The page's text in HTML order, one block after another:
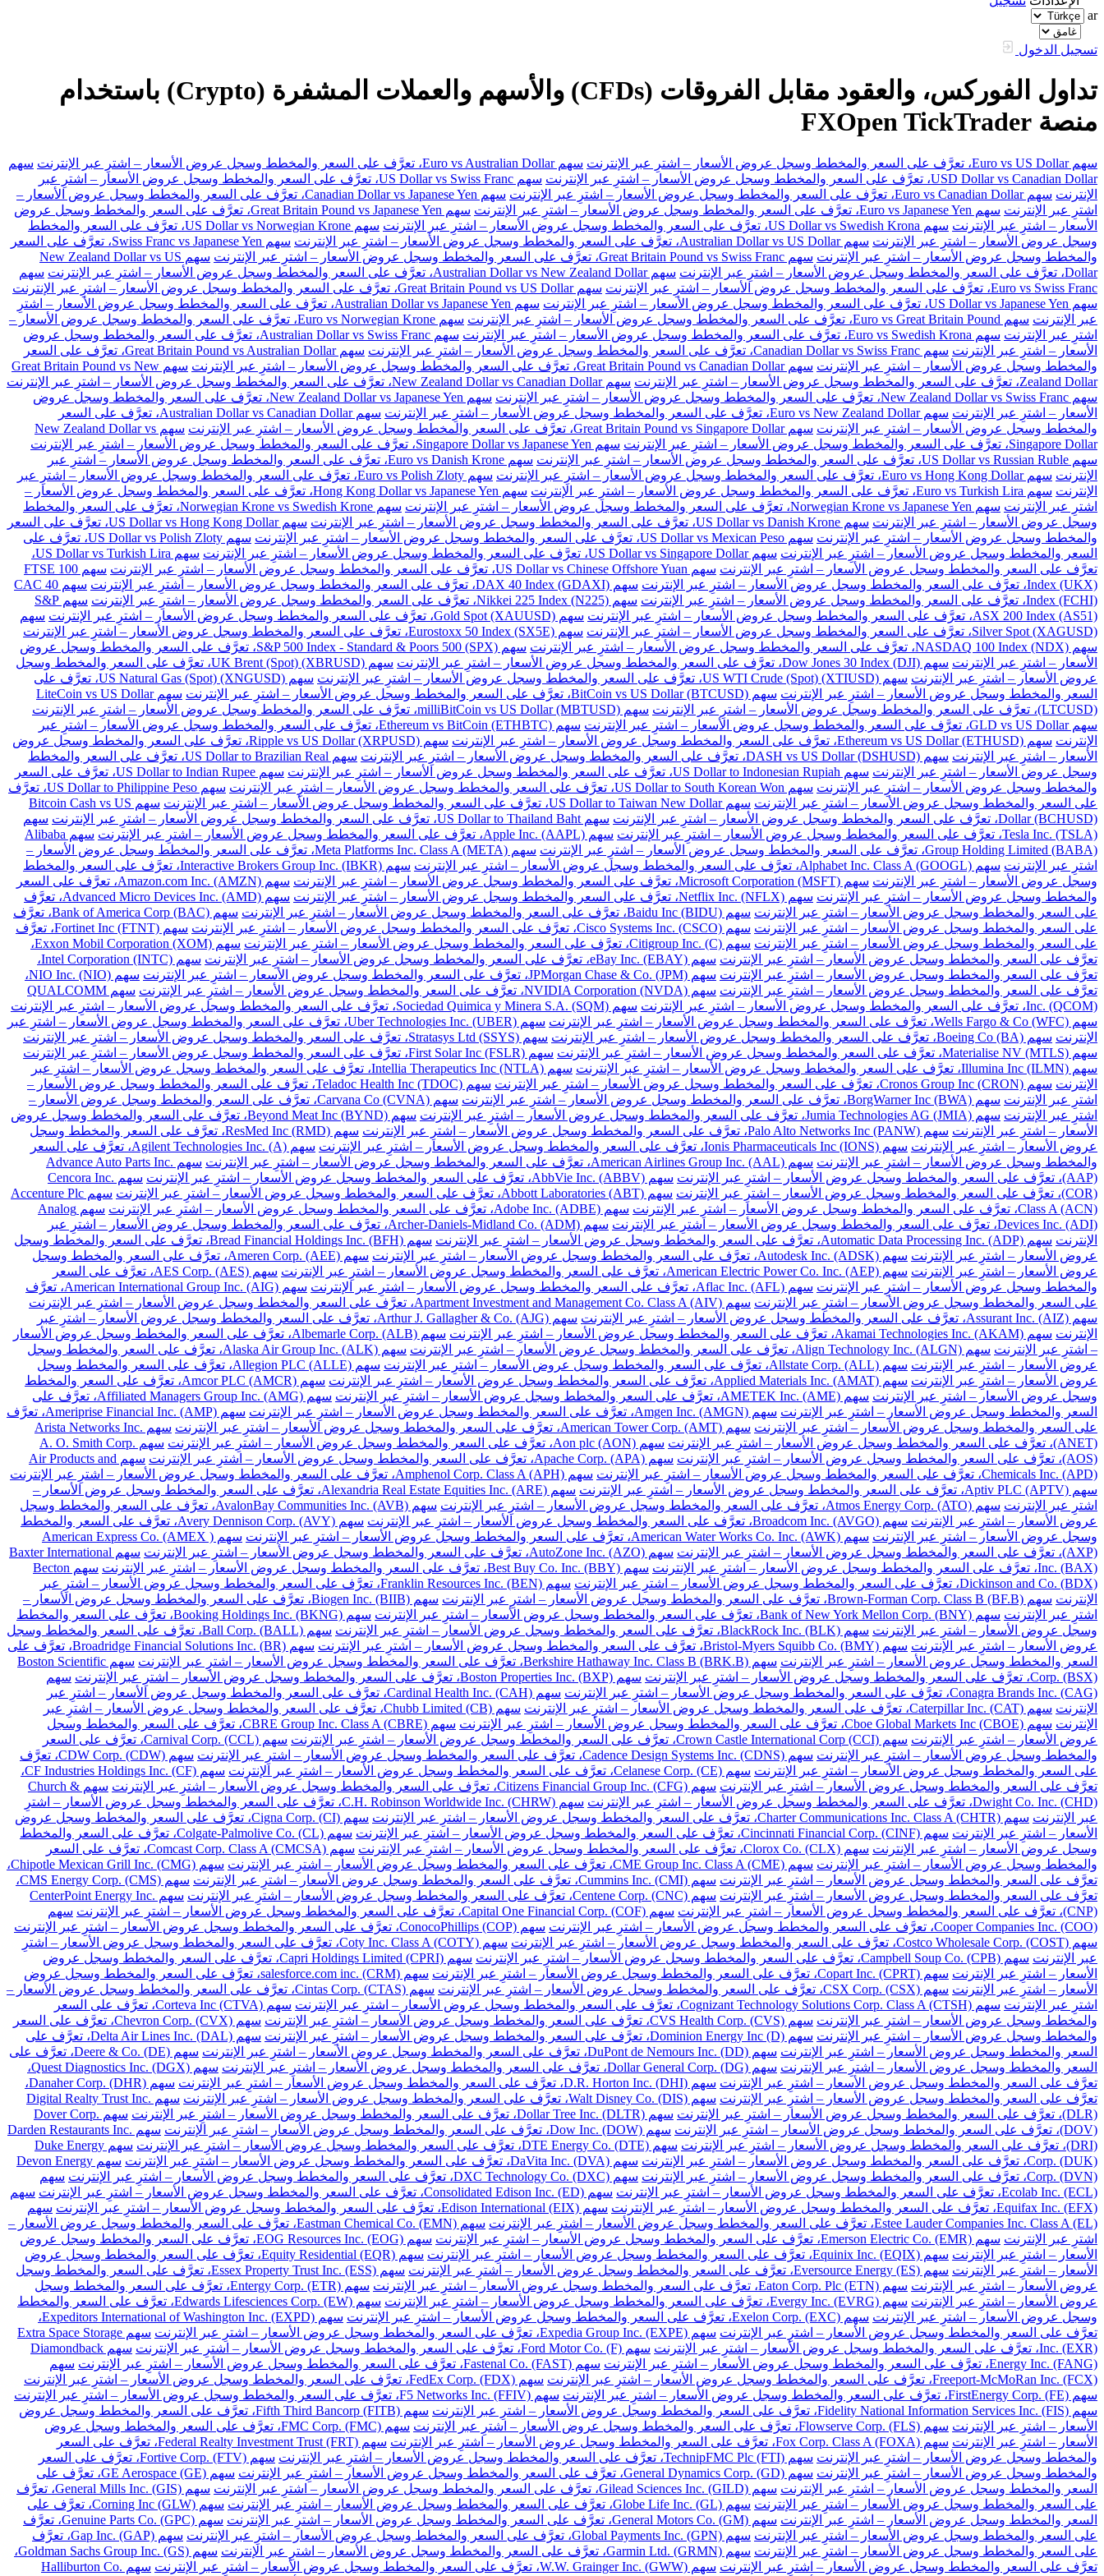
ar
تسجيل الدخول
تداول الفوركس، والعقود مقابل الفروقات (CFDs) والأسهم والعملات المشفرة (Crypto) باستخدام
منصة FXOpen TickTrader
سهم Euro vs US Dollar، تعرَّف على السعر والمخطط وسجل عروض الأسعار – اشترِ عبر الإنترنت سهم Euro vs Australian Dollar، تعرَّف على السعر والمخطط وسجل عروض الأسعار – اشترِ عبر الإنترنت
سهم
USD Dollar vs Canadian Dollar، تعرَّف على السعر والمخطط وسجل عروض الأسعار – اشترِ عبر الإنترنت
سهم US Dollar vs Swiss Franc، تعرَّف على السعر والمخطط وسجل عروض الأسعار – اشترِ عبر
الإنترنت سهم Euro vs Canadian Dollar، تعرَّف على السعر والمخطط وسجل عروض الأسعار – اشترِ عبر الإنترنت
سهم Canadian Dollar vs Japanese Yen، تعرَّف على السعر والمخطط وسجل عروض الأسعار –
اشترِ عبر الإنترنت سهم Euro vs Japanese Yen، تعرَّف على السعر والمخطط وسجل عروض الأسعار – اشترِ عبر الإنترنت
سهم Great Britain Pound vs Japanese Yen، تعرَّف على السعر والمخطط وسجل عروض
الأسعار – اشترِ عبر الإنترنت سهم US Dollar vs Swedish Krona، تعرَّف على السعر والمخطط وسجل عروض الأسعار – اشترِ عبر الإنترنت
سهم US Dollar vs Norwegian Krone، تعرَّف على السعر والمخطط
وسجل عروض الأسعار – اشترِ عبر الإنترنت سهم Australian Dollar vs US Dollar، تعرَّف على السعر والمخطط وسجل عروض الأسعار – اشترِ عبر الإنترنت
سهم Swiss Franc vs Japanese Yen، تعرَّف على السعر
والمخطط وسجل عروض الأسعار – اشترِ عبر الإنترنت سهم Great Britain Pound vs Swiss Franc، تعرَّف على السعر والمخطط وسجل عروض الأسعار – اشترِ عبر الإنترنت
سهم New Zealand Dollar vs US
Dollar، تعرَّف على السعر والمخطط وسجل عروض الأسعار – اشترِ عبر الإنترنت
سهم Australian Dollar vs New Zealand Dollar، تعرَّف على السعر والمخطط وسجل عروض الأسعار – اشترِ عبر الإنترنت
سهم
Euro vs Swiss Franc، تعرَّف على السعر والمخطط وسجل عروض الأسعار – اشترِ عبر الإنترنت
سهم Great Britain Pound vs US Dollar، تعرَّف على السعر والمخطط وسجل عروض الأسعار – اشترِ عبر الإنترنت
سهم US Dollar vs Japanese Yen، تعرَّف على السعر والمخطط وسجل عروض الأسعار – اشترِ عبر الإنترنت
سهم Australian Dollar vs Japanese Yen، تعرَّف على السعر والمخطط وسجل عروض الأسعار – اشترِ
عبر الإنترنت سهم Euro vs Great Britain Pound، تعرَّف على السعر والمخطط وسجل عروض الأسعار – اشترِ عبر الإنترنت
سهم Euro vs Norwegian Krone، تعرَّف على السعر والمخطط وسجل عروض الأسعار –
اشترِ عبر الإنترنت سهم Euro vs Swedish Krona، تعرَّف على السعر والمخطط وسجل عروض الأسعار – اشترِ عبر الإنترنت
سهم Australian Dollar vs Swiss Franc، تعرَّف على السعر والمخطط وسجل عروض
الأسعار – اشترِ عبر الإنترنت سهم Canadian Dollar vs Swiss Franc، تعرَّف على السعر والمخطط وسجل عروض الأسعار – اشترِ عبر الإنترنت
سهم Great Britain Pound vs Australian Dollar، تعرَّف على السعر
والمخطط وسجل عروض الأسعار – اشترِ عبر الإنترنت سهم Great Britain Pound vs Canadian Dollar، تعرَّف على السعر والمخطط وسجل عروض الأسعار – اشترِ عبر الإنترنت
سهم Great Britain Pound vs New
Zealand Dollar، تعرَّف على السعر والمخطط وسجل عروض الأسعار – اشترِ عبر الإنترنت
سهم New Zealand Dollar vs Canadian Dollar، تعرَّف على السعر والمخطط وسجل عروض الأسعار – اشترِ عبر الإنترنت
سهم New Zealand Dollar vs Swiss Franc، تعرَّف على السعر والمخطط وسجل عروض الأسعار – اشترِ عبر الإنترنت
سهم New Zealand Dollar vs Japanese Yen، تعرَّف على السعر والمخطط وسجل عروض
الأسعار – اشترِ عبر الإنترنت سهم Euro vs New Zealand Dollar، تعرَّف على السعر والمخطط وسجل عروض الأسعار – اشترِ عبر الإنترنت
سهم Australian Dollar vs Canadian Dollar، تعرَّف على السعر
والمخطط وسجل عروض الأسعار – اشترِ عبر الإنترنت سهم Great Britain Pound vs Singapore Dollar، تعرَّف على السعر والمخطط وسجل عروض الأسعار – اشترِ عبر الإنترنت
سهم New Zealand Dollar vs
Singapore Dollar، تعرَّف على السعر والمخطط وسجل عروض الأسعار – اشترِ عبر الإنترنت
سهم Singapore Dollar vs Japanese Yen، تعرَّف على السعر والمخطط وسجل عروض الأسعار – اشترِ عبر الإنترنت
سهم US Dollar vs Russian Ruble، تعرَّف على السعر والمخطط وسجل عروض الأسعار – اشترِ عبر الإنترنت
سهم Euro vs Danish Krone، تعرَّف على السعر والمخطط وسجل عروض الأسعار – اشترِ عبر
الإنترنت سهم Euro vs Hong Kong Dollar، تعرَّف على السعر والمخطط وسجل عروض الأسعار – اشترِ عبر الإنترنت
سهم Euro vs Polish Zloty، تعرَّف على السعر والمخطط وسجل عروض الأسعار – اشترِ عبر
الإنترنت سهم Euro vs Turkish Lira، تعرَّف على السعر والمخطط وسجل عروض الأسعار – اشترِ عبر الإنترنت
سهم Hong Kong Dollar vs Japanese Yen، تعرَّف على السعر والمخطط وسجل عروض الأسعار –
اشترِ عبر الإنترنت سهم Norwegian Krone vs Japanese Yen، تعرَّف على السعر والمخطط وسجل عروض الأسعار – اشترِ عبر الإنترنت
سهم Norwegian Krone vs Swedish Krone، تعرَّف على السعر والمخطط
وسجل عروض الأسعار – اشترِ عبر الإنترنت سهم US Dollar vs Danish Krone، تعرَّف على السعر والمخطط وسجل عروض الأسعار – اشترِ عبر الإنترنت
سهم US Dollar vs Hong Kong Dollar، تعرَّف على السعر
والمخطط وسجل عروض الأسعار – اشترِ عبر الإنترنت سهم US Dollar vs Mexican Peso، تعرَّف على السعر والمخطط وسجل عروض الأسعار – اشترِ عبر الإنترنت
سهم US Dollar vs Polish Zloty، تعرَّف على
السعر والمخطط وسجل عروض الأسعار – اشترِ عبر الإنترنت سهم US Dollar vs Singapore Dollar، تعرَّف على السعر والمخطط وسجل عروض الأسعار – اشترِ عبر الإنترنت
سهم US Dollar vs Turkish Lira،
تعرَّف على السعر والمخطط وسجل عروض الأسعار – اشترِ عبر الإنترنت سهم US Dollar vs Chinese Offshore Yuan، تعرَّف على السعر والمخطط وسجل عروض الأسعار – اشترِ عبر الإنترنت
سهم FTSE 100
Index (UKX)، تعرَّف على السعر والمخطط وسجل عروض الأسعار – اشترِ عبر الإنترنت
سهم DAX 40 Index (GDAXI)، تعرَّف على السعر والمخطط وسجل عروض الأسعار – اشترِ عبر الإنترنت
سهم CAC 40
Index (FCHI)، تعرَّف على السعر والمخطط وسجل عروض الأسعار – اشترِ عبر الإنترنت
سهم Nikkei 225 Index (N225)، تعرَّف على السعر والمخطط وسجل عروض الأسعار – اشترِ عبر الإنترنت
سهم S&P
ASX 200 Index (AS51)، تعرَّف على السعر والمخطط وسجل عروض الأسعار – اشترِ عبر الإنترنت
سهم Gold Spot (XAUUSD)، تعرَّف على السعر والمخطط وسجل عروض الأسعار – اشترِ عبر الإنترنت
سهم
Silver Spot (XAGUSD)، تعرَّف على السعر والمخطط وسجل عروض الأسعار – اشترِ عبر الإنترنت
سهم Eurostoxx 50 Index (SX5E)، تعرَّف على السعر والمخطط وسجل عروض الأسعار – اشترِ عبر الإنترنت
سهم NASDAQ 100 Index (NDX)، تعرَّف على السعر والمخطط وسجل عروض الأسعار – اشترِ عبر الإنترنت
سهم S&P 500 Index - Standard & Poors 500 (SPX)، تعرَّف على السعر والمخطط وسجل عروض
الأسعار – اشترِ عبر الإنترنت سهم Dow Jones 30 Index (DJI)، تعرَّف على السعر والمخطط وسجل عروض الأسعار – اشترِ عبر الإنترنت
سهم UK Brent (Spot) (XBRUSD)، تعرَّف على السعر والمخطط وسجل
عروض الأسعار – اشترِ عبر الإنترنت سهم US WTI Crude (Spot) (XTIUSD)، تعرَّف على السعر والمخطط وسجل عروض الأسعار – اشترِ عبر الإنترنت
سهم US Natural Gas (Spot) (XNGUSD)، تعرَّف على
السعر والمخطط وسجل عروض الأسعار – اشترِ عبر الإنترنت سهم BitCoin vs US Dollar (BTCUSD)، تعرَّف على السعر والمخطط وسجل عروض الأسعار – اشترِ عبر الإنترنت
سهم LiteCoin vs US Dollar
(LTCUSD)، تعرَّف على السعر والمخطط وسجل عروض الأسعار – اشترِ عبر الإنترنت
سهم milliBitCoin vs US Dollar (MBTUSD)، تعرَّف على السعر والمخطط وسجل عروض الأسعار – اشترِ عبر الإنترنت
سهم GLD vs US Dollar، تعرَّف على السعر والمخطط وسجل عروض الأسعار – اشترِ عبر الإنترنت
سهم Ethereum vs BitCoin (ETHBTC)، تعرَّف على السعر والمخطط وسجل عروض الأسعار – اشترِ عبر
الإنترنت سهم Ethereum vs US Dollar (ETHUSD)، تعرَّف على السعر والمخطط وسجل عروض الأسعار – اشترِ عبر الإنترنت
سهم Ripple vs US Dollar (XRPUSD)، تعرَّف على السعر والمخطط وسجل عروض
الأسعار – اشترِ عبر الإنترنت سهم DASH vs US Dollar (DSHUSD)، تعرَّف على السعر والمخطط وسجل عروض الأسعار – اشترِ عبر الإنترنت
سهم US Dollar to Brazilian Real، تعرَّف على السعر والمخطط
وسجل عروض الأسعار – اشترِ عبر الإنترنت سهم US Dollar to Indonesian Rupiah، تعرَّف على السعر والمخطط وسجل عروض الأسعار – اشترِ عبر الإنترنت
سهم US Dollar to Indian Rupee، تعرَّف على السعر
والمخطط وسجل عروض الأسعار – اشترِ عبر الإنترنت سهم US Dollar to South Korean Won، تعرَّف على السعر والمخطط وسجل عروض الأسعار – اشترِ عبر الإنترنت
سهم US Dollar to Philippine Peso، تعرَّف
على السعر والمخطط وسجل عروض الأسعار – اشترِ عبر الإنترنت سهم US Dollar to Taiwan New Dollar، تعرَّف على السعر والمخطط وسجل عروض الأسعار – اشترِ عبر الإنترنت
سهم Bitcoin Cash vs US
Dollar (BCHUSD)، تعرَّف على السعر والمخطط وسجل عروض الأسعار – اشترِ عبر الإنترنت
سهم US Dollar to Thailand Baht، تعرَّف على السعر والمخطط وسجل عروض الأسعار – اشترِ عبر الإنترنت
سهم
Tesla Inc. (TSLA)، تعرَّف على السعر والمخطط وسجل عروض الأسعار – اشترِ عبر الإنترنت
سهم Apple Inc. (AAPL)، تعرَّف على السعر والمخطط وسجل عروض الأسعار – اشترِ عبر الإنترنت
سهم Alibaba
Group Holding Limited (BABA)، تعرَّف على السعر والمخطط وسجل عروض الأسعار – اشترِ عبر الإنترنت
سهم Meta Platforms Inc. Class A (META)، تعرَّف على السعر والمخطط وسجل عروض الأسعار –
اشترِ عبر الإنترنت سهم Alphabet Inc. Class A (GOOGL)، تعرَّف على السعر والمخطط وسجل عروض الأسعار – اشترِ عبر الإنترنت
سهم Interactive Brokers Group Inc. (IBKR)، تعرَّف على السعر والمخطط
وسجل عروض الأسعار – اشترِ عبر الإنترنت سهم Microsoft Corporation (MSFT)، تعرَّف على السعر والمخطط وسجل عروض الأسعار – اشترِ عبر الإنترنت
سهم Amazon.com Inc. (AMZN)، تعرَّف على السعر
والمخطط وسجل عروض الأسعار – اشترِ عبر الإنترنت سهم Netflix Inc. (NFLX)، تعرَّف على السعر والمخطط وسجل عروض الأسعار – اشترِ عبر الإنترنت
سهم Advanced Micro Devices Inc. (AMD)، تعرَّف
على السعر والمخطط وسجل عروض الأسعار – اشترِ عبر الإنترنت سهم Baidu Inc (BIDU)، تعرَّف على السعر والمخطط وسجل عروض الأسعار – اشترِ عبر الإنترنت
سهم Bank of America Corp (BAC)، تعرَّف
على السعر والمخطط وسجل عروض الأسعار – اشترِ عبر الإنترنت سهم Cisco Systems Inc. (CSCO)، تعرَّف على السعر والمخطط وسجل عروض الأسعار – اشترِ عبر الإنترنت
سهم Fortinet Inc (FTNT)، تعرَّف
على السعر والمخطط وسجل عروض الأسعار – اشترِ عبر الإنترنت سهم Citigroup Inc. (C)، تعرَّف على السعر والمخطط وسجل عروض الأسعار – اشترِ عبر الإنترنت
سهم Exxon Mobil Corporation (XOM)،
تعرَّف على السعر والمخطط وسجل عروض الأسعار – اشترِ عبر الإنترنت سهم eBay Inc. (EBAY)، تعرَّف على السعر والمخطط وسجل عروض الأسعار – اشترِ عبر الإنترنت
سهم Intel Corporation (INTC)،
تعرَّف على السعر والمخطط وسجل عروض الأسعار – اشترِ عبر الإنترنت سهم JPMorgan Chase & Co. (JPM)، تعرَّف على السعر والمخطط وسجل عروض الأسعار – اشترِ عبر الإنترنت
سهم NIO Inc. (NIO)،
تعرَّف على السعر والمخطط وسجل عروض الأسعار – اشترِ عبر الإنترنت سهم NVIDIA Corporation (NVDA)، تعرَّف على السعر والمخطط وسجل عروض الأسعار – اشترِ عبر الإنترنت
سهم QUALCOMM
Inc. (QCOM)، تعرَّف على السعر والمخطط وسجل عروض الأسعار – اشترِ عبر الإنترنت
سهم Sociedad Quimica y Minera S.A. (SQM)، تعرَّف على السعر والمخطط وسجل عروض الأسعار – اشترِ عبر الإنترنت
سهم Wells Fargo & Co (WFC)، تعرَّف على السعر والمخطط وسجل عروض الأسعار – اشترِ عبر الإنترنت
سهم Uber Technologies Inc. (UBER)، تعرَّف على السعر والمخطط وسجل عروض الأسعار – اشترِ عبر
الإنترنت سهم Boeing Co (BA)، تعرَّف على السعر والمخطط وسجل عروض الأسعار – اشترِ عبر الإنترنت
سهم Stratasys Ltd (SSYS)، تعرَّف على السعر والمخطط وسجل عروض الأسعار – اشترِ عبر الإنترنت
سهم Materialise NV (MTLS)، تعرَّف على السعر والمخطط وسجل عروض الأسعار – اشترِ عبر الإنترنت
سهم First Solar Inc (FSLR)، تعرَّف على السعر والمخطط وسجل عروض الأسعار – اشترِ عبر الإنترنت
سهم Illumina Inc (ILMN)، تعرَّف على السعر والمخطط وسجل عروض الأسعار – اشترِ عبر الإنترنت
سهم Intellia Therapeutics Inc (NTLA)، تعرَّف على السعر والمخطط وسجل عروض الأسعار – اشترِ عبر
الإنترنت سهم Cronos Group Inc (CRON)، تعرَّف على السعر والمخطط وسجل عروض الأسعار – اشترِ عبر الإنترنت
سهم Teladoc Health Inc (TDOC)، تعرَّف على السعر والمخطط وسجل عروض الأسعار –
اشترِ عبر الإنترنت سهم BorgWarner Inc (BWA)، تعرَّف على السعر والمخطط وسجل عروض الأسعار – اشترِ عبر الإنترنت
سهم Carvana Co (CVNA)، تعرَّف على السعر والمخطط وسجل عروض الأسعار –
اشترِ عبر الإنترنت سهم Jumia Technologies AG (JMIA)، تعرَّف على السعر والمخطط وسجل عروض الأسعار – اشترِ عبر الإنترنت
سهم Beyond Meat Inc (BYND)، تعرَّف على السعر والمخطط وسجل عروض
الأسعار – اشترِ عبر الإنترنت سهم Palo Alto Networks Inc (PANW)، تعرَّف على السعر والمخطط وسجل عروض الأسعار – اشترِ عبر الإنترنت
سهم ResMed Inc (RMD)، تعرَّف على السعر والمخطط وسجل
عروض الأسعار – اشترِ عبر الإنترنت سهم Ionis Pharmaceuticals Inc (IONS)، تعرَّف على السعر والمخطط وسجل عروض الأسعار – اشترِ عبر الإنترنت
سهم Agilent Technologies Inc. (A)، تعرَّف على السعر
والمخطط وسجل عروض الأسعار – اشترِ عبر الإنترنت سهم American Airlines Group Inc. (AAL)، تعرَّف على السعر والمخطط وسجل عروض الأسعار – اشترِ عبر الإنترنت
سهم Advance Auto Parts Inc.
(AAP)، تعرَّف على السعر والمخطط وسجل عروض الأسعار – اشترِ عبر الإنترنت
سهم AbbVie Inc. (ABBV)، تعرَّف على السعر والمخطط وسجل عروض الأسعار – اشترِ عبر الإنترنت
سهم Cencora Inc.
(COR)، تعرَّف على السعر والمخطط وسجل عروض الأسعار – اشترِ عبر الإنترنت
سهم Abbott Laboratories (ABT)، تعرَّف على السعر والمخطط وسجل عروض الأسعار – اشترِ عبر الإنترنت
سهم Accenture Plc
Class A (ACN)، تعرَّف على السعر والمخطط وسجل عروض الأسعار – اشترِ عبر الإنترنت
سهم Adobe Inc. (ADBE)، تعرَّف على السعر والمخطط وسجل عروض الأسعار – اشترِ عبر الإنترنت
سهم Analog
Devices Inc. (ADI)، تعرَّف على السعر والمخطط وسجل عروض الأسعار – اشترِ عبر الإنترنت
سهم Archer-Daniels-Midland Co. (ADM)، تعرَّف على السعر والمخطط وسجل عروض الأسعار – اشترِ عبر
الإنترنت سهم Automatic Data Processing Inc. (ADP)، تعرَّف على السعر والمخطط وسجل عروض الأسعار – اشترِ عبر الإنترنت
سهم Bread Financial Holdings Inc. (BFH)، تعرَّف على السعر والمخطط وسجل
عروض الأسعار – اشترِ عبر الإنترنت سهم Autodesk Inc. (ADSK)، تعرَّف على السعر والمخطط وسجل عروض الأسعار – اشترِ عبر الإنترنت
سهم Ameren Corp. (AEE)، تعرَّف على السعر والمخطط وسجل
عروض الأسعار – اشترِ عبر الإنترنت سهم American Electric Power Co. Inc. (AEP)، تعرَّف على السعر والمخطط وسجل عروض الأسعار – اشترِ عبر الإنترنت
سهم AES Corp. (AES)، تعرَّف على السعر
والمخطط وسجل عروض الأسعار – اشترِ عبر الإنترنت سهم Aflac Inc. (AFL)، تعرَّف على السعر والمخطط وسجل عروض الأسعار – اشترِ عبر الإنترنت
سهم American International Group Inc. (AIG)، تعرَّف
على السعر والمخطط وسجل عروض الأسعار – اشترِ عبر الإنترنت سهم Apartment Investment and Management Co. Class A (AIV)، تعرَّف على السعر والمخطط وسجل عروض الأسعار – اشترِ عبر الإنترنت
سهم Assurant Inc. (AIZ)، تعرَّف على السعر والمخطط وسجل عروض الأسعار – اشترِ عبر الإنترنت
سهم Arthur J. Gallagher & Co. (AJG)، تعرَّف على السعر والمخطط وسجل عروض الأسعار – اشترِ عبر
الإنترنت سهم Akamai Technologies Inc. (AKAM)، تعرَّف على السعر والمخطط وسجل عروض الأسعار – اشترِ عبر الإنترنت
سهم Albemarle Corp. (ALB)، تعرَّف على السعر والمخطط وسجل عروض الأسعار
– اشترِ عبر الإنترنت سهم Align Technology Inc. (ALGN)، تعرَّف على السعر والمخطط وسجل عروض الأسعار – اشترِ عبر الإنترنت
سهم Alaska Air Group Inc. (ALK)، تعرَّف على السعر والمخطط وسجل
عروض الأسعار – اشترِ عبر الإنترنت سهم Allstate Corp. (ALL)، تعرَّف على السعر والمخطط وسجل عروض الأسعار – اشترِ عبر الإنترنت
سهم Allegion PLC (ALLE)، تعرَّف على السعر والمخطط وسجل
عروض الأسعار – اشترِ عبر الإنترنت سهم Applied Materials Inc. (AMAT)، تعرَّف على السعر والمخطط وسجل عروض الأسعار – اشترِ عبر الإنترنت
سهم Amcor PLC (AMCR)، تعرَّف على السعر والمخطط
وسجل عروض الأسعار – اشترِ عبر الإنترنت سهم AMETEK Inc. (AME)، تعرَّف على السعر والمخطط وسجل عروض الأسعار – اشترِ عبر الإنترنت
سهم Affiliated Managers Group Inc. (AMG)، تعرَّف على
السعر والمخطط وسجل عروض الأسعار – اشترِ عبر الإنترنت سهم Amgen Inc. (AMGN)، تعرَّف على السعر والمخطط وسجل عروض الأسعار – اشترِ عبر الإنترنت
سهم Ameriprise Financial Inc. (AMP)، تعرَّف
على السعر والمخطط وسجل عروض الأسعار – اشترِ عبر الإنترنت سهم American Tower Corp. (AMT)، تعرَّف على السعر والمخطط وسجل عروض الأسعار – اشترِ عبر الإنترنت
سهم Arista Networks Inc.
(ANET)، تعرَّف على السعر والمخطط وسجل عروض الأسعار – اشترِ عبر الإنترنت
سهم Aon plc (AON)، تعرَّف على السعر والمخطط وسجل عروض الأسعار – اشترِ عبر الإنترنت
سهم A. O. Smith Corp.
(AOS)، تعرَّف على السعر والمخطط وسجل عروض الأسعار – اشترِ عبر الإنترنت
سهم Apache Corp. (APA)، تعرَّف على السعر والمخطط وسجل عروض الأسعار – اشترِ عبر الإنترنت
سهم Air Products and
Chemicals Inc. (APD)، تعرَّف على السعر والمخطط وسجل عروض الأسعار – اشترِ عبر الإنترنت
سهم Amphenol Corp. Class A (APH)، تعرَّف على السعر والمخطط وسجل عروض الأسعار – اشترِ عبر الإنترنت
سهم Aptiv PLC (APTV)، تعرَّف على السعر والمخطط وسجل عروض الأسعار – اشترِ عبر الإنترنت
سهم Alexandria Real Estate Equities Inc. (ARE)، تعرَّف على السعر والمخطط وسجل عروض الأسعار –
اشترِ عبر الإنترنت سهم Atmos Energy Corp. (ATO)، تعرَّف على السعر والمخطط وسجل عروض الأسعار – اشترِ عبر الإنترنت
سهم AvalonBay Communities Inc. (AVB)، تعرَّف على السعر والمخطط وسجل
عروض الأسعار – اشترِ عبر الإنترنت سهم Broadcom Inc. (AVGO)، تعرَّف على السعر والمخطط وسجل عروض الأسعار – اشترِ عبر الإنترنت
سهم Avery Dennison Corp. (AVY)، تعرَّف على السعر والمخطط
وسجل عروض الأسعار – اشترِ عبر الإنترنت سهم American Water Works Co. Inc. (AWK)، تعرَّف على السعر والمخطط وسجل عروض الأسعار – اشترِ عبر الإنترنت
سهم American Express Co. (AMEX )
(AXP)، تعرَّف على السعر والمخطط وسجل عروض الأسعار – اشترِ عبر الإنترنت
سهم AutoZone Inc. (AZO)، تعرَّف على السعر والمخطط وسجل عروض الأسعار – اشترِ عبر الإنترنت
سهم Baxter International
Inc. (BAX)، تعرَّف على السعر والمخطط وسجل عروض الأسعار – اشترِ عبر الإنترنت
سهم Best Buy Co. Inc. (BBY)، تعرَّف على السعر والمخطط وسجل عروض الأسعار – اشترِ عبر الإنترنت
سهم Becton
Dickinson and Co. (BDX)، تعرَّف على السعر والمخطط وسجل عروض الأسعار – اشترِ عبر الإنترنت
سهم Franklin Resources Inc. (BEN)، تعرَّف على السعر والمخطط وسجل عروض الأسعار – اشترِ عبر
الإنترنت سهم Brown-Forman Corp. Class B (BF.B)، تعرَّف على السعر والمخطط وسجل عروض الأسعار – اشترِ عبر الإنترنت
سهم Biogen Inc. (BIIB)، تعرَّف على السعر والمخطط وسجل عروض الأسعار –
اشترِ عبر الإنترنت سهم Bank of New York Mellon Corp. (BNY)، تعرَّف على السعر والمخطط وسجل عروض الأسعار – اشترِ عبر الإنترنت
سهم Booking Holdings Inc. (BKNG)، تعرَّف على السعر والمخطط
وسجل عروض الأسعار – اشترِ عبر الإنترنت سهم BlackRock Inc. (BLK)، تعرَّف على السعر والمخطط وسجل عروض الأسعار – اشترِ عبر الإنترنت
سهم Ball Corp. (BALL)، تعرَّف على السعر والمخطط وسجل
عروض الأسعار – اشترِ عبر الإنترنت سهم Bristol-Myers Squibb Co. (BMY)، تعرَّف على السعر والمخطط وسجل عروض الأسعار – اشترِ عبر الإنترنت
سهم Broadridge Financial Solutions Inc. (BR)، تعرَّف على
السعر والمخطط وسجل عروض الأسعار – اشترِ عبر الإنترنت سهم Berkshire Hathaway Inc. Class B (BRK.B)، تعرَّف على السعر والمخطط وسجل عروض الأسعار – اشترِ عبر الإنترنت
سهم Boston Scientific
Corp. (BSX)، تعرَّف على السعر والمخطط وسجل عروض الأسعار – اشترِ عبر الإنترنت
سهم Boston Properties Inc. (BXP)، تعرَّف على السعر والمخطط وسجل عروض الأسعار – اشترِ عبر الإنترنت
سهم
Conagra Brands Inc. (CAG)، تعرَّف على السعر والمخطط وسجل عروض الأسعار – اشترِ عبر الإنترنت
سهم Cardinal Health Inc. (CAH)، تعرَّف على السعر والمخطط وسجل عروض الأسعار – اشترِ عبر
الإنترنت سهم Caterpillar Inc. (CAT)، تعرَّف على السعر والمخطط وسجل عروض الأسعار – اشترِ عبر الإنترنت
سهم Chubb Limited (CB)، تعرَّف على السعر والمخطط وسجل عروض الأسعار – اشترِ عبر
الإنترنت سهم Cboe Global Markets Inc (CBOE)، تعرَّف على السعر والمخطط وسجل عروض الأسعار – اشترِ عبر الإنترنت
سهم CBRE Group Inc. Class A (CBRE)، تعرَّف على السعر والمخطط وسجل
عروض الأسعار – اشترِ عبر الإنترنت سهم Crown Castle International Corp (CCI)، تعرَّف على السعر والمخطط وسجل عروض الأسعار – اشترِ عبر الإنترنت
سهم Carnival Corp. (CCL)، تعرَّف على السعر
والمخطط وسجل عروض الأسعار – اشترِ عبر الإنترنت سهم Cadence Design Systems Inc. (CDNS)، تعرَّف على السعر والمخطط وسجل عروض الأسعار – اشترِ عبر الإنترنت
سهم CDW Corp. (CDW)، تعرَّف
على السعر والمخطط وسجل عروض الأسعار – اشترِ عبر الإنترنت سهم Celanese Corp. (CE)، تعرَّف على السعر والمخطط وسجل عروض الأسعار – اشترِ عبر الإنترنت
سهم CF Industries Holdings Inc. (CF)،
تعرَّف على السعر والمخطط وسجل عروض الأسعار – اشترِ عبر الإنترنت سهم Citizens Financial Group Inc. (CFG)، تعرَّف على السعر والمخطط وسجل عروض الأسعار – اشترِ عبر الإنترنت
سهم Church &
Dwight Co. Inc. (CHD)، تعرَّف على السعر والمخطط وسجل عروض الأسعار – اشترِ عبر الإنترنت
سهم C.H. Robinson Worldwide Inc. (CHRW)، تعرَّف على السعر والمخطط وسجل عروض الأسعار – اشترِ
عبر الإنترنت سهم Charter Communications Inc. Class A (CHTR)، تعرَّف على السعر والمخطط وسجل عروض الأسعار – اشترِ عبر الإنترنت
سهم Cigna Corp. (CI)، تعرَّف على السعر والمخطط وسجل عروض
الأسعار – اشترِ عبر الإنترنت سهم Cincinnati Financial Corp. (CINF)، تعرَّف على السعر والمخطط وسجل عروض الأسعار – اشترِ عبر الإنترنت
سهم Colgate-Palmolive Co. (CL)، تعرَّف على السعر والمخطط
وسجل عروض الأسعار – اشترِ عبر الإنترنت سهم Clorox Co. (CLX)، تعرَّف على السعر والمخطط وسجل عروض الأسعار – اشترِ عبر الإنترنت
سهم Comcast Corp. Class A (CMCSA)، تعرَّف على السعر
والمخطط وسجل عروض الأسعار – اشترِ عبر الإنترنت سهم CME Group Inc. Class A (CME)، تعرَّف على السعر والمخطط وسجل عروض الأسعار – اشترِ عبر الإنترنت
سهم Chipotle Mexican Grill Inc. (CMG)،
تعرَّف على السعر والمخطط وسجل عروض الأسعار – اشترِ عبر الإنترنت سهم Cummins Inc. (CMI)، تعرَّف على السعر والمخطط وسجل عروض الأسعار – اشترِ عبر الإنترنت
سهم CMS Energy Corp. (CMS)،
تعرَّف على السعر والمخطط وسجل عروض الأسعار – اشترِ عبر الإنترنت سهم Centene Corp. (CNC)، تعرَّف على السعر والمخطط وسجل عروض الأسعار – اشترِ عبر الإنترنت
سهم CenterPoint Energy Inc.
(CNP)، تعرَّف على السعر والمخطط وسجل عروض الأسعار – اشترِ عبر الإنترنت
سهم Capital One Financial Corp. (COF)، تعرَّف على السعر والمخطط وسجل عروض الأسعار – اشترِ عبر الإنترنت
سهم
Cooper Companies Inc. (COO)، تعرَّف على السعر والمخطط وسجل عروض الأسعار – اشترِ عبر الإنترنت
سهم ConocoPhillips (COP)، تعرَّف على السعر والمخطط وسجل عروض الأسعار – اشترِ عبر الإنترنت
سهم Costco Wholesale Corp. (COST)، تعرَّف على السعر والمخطط وسجل عروض الأسعار – اشترِ عبر الإنترنت
سهم Coty Inc. Class A (COTY)، تعرَّف على السعر والمخطط وسجل عروض الأسعار – اشترِ
عبر الإنترنت سهم Campbell Soup Co. (CPB)، تعرَّف على السعر والمخطط وسجل عروض الأسعار – اشترِ عبر الإنترنت
سهم Capri Holdings Limited (CPRI)، تعرَّف على السعر والمخطط وسجل عروض
الأسعار – اشترِ عبر الإنترنت سهم Copart Inc. (CPRT)، تعرَّف على السعر والمخطط وسجل عروض الأسعار – اشترِ عبر الإنترنت
سهم salesforce.com inc. (CRM)، تعرَّف على السعر والمخطط وسجل عروض
الأسعار – اشترِ عبر الإنترنت سهم CSX Corp. (CSX)، تعرَّف على السعر والمخطط وسجل عروض الأسعار – اشترِ عبر الإنترنت
سهم Cintas Corp. (CTAS)، تعرَّف على السعر والمخطط وسجل عروض الأسعار –
اشترِ عبر الإنترنت سهم Cognizant Technology Solutions Corp. Class A (CTSH)، تعرَّف على السعر والمخطط وسجل عروض الأسعار – اشترِ عبر الإنترنت
سهم Corteva Inc (CTVA)، تعرَّف على السعر
والمخطط وسجل عروض الأسعار – اشترِ عبر الإنترنت سهم CVS Health Corp. (CVS)، تعرَّف على السعر والمخطط وسجل عروض الأسعار – اشترِ عبر الإنترنت
سهم Chevron Corp. (CVX)، تعرَّف على السعر
والمخطط وسجل عروض الأسعار – اشترِ عبر الإنترنت سهم Dominion Energy Inc (D)، تعرَّف على السعر والمخطط وسجل عروض الأسعار – اشترِ عبر الإنترنت
سهم Delta Air Lines Inc. (DAL)، تعرَّف على
السعر والمخطط وسجل عروض الأسعار – اشترِ عبر الإنترنت سهم DuPont de Nemours Inc. (DD)، تعرَّف على السعر والمخطط وسجل عروض الأسعار – اشترِ عبر الإنترنت
سهم Deere & Co. (DE)، تعرَّف على
السعر والمخطط وسجل عروض الأسعار – اشترِ عبر الإنترنت سهم Dollar General Corp. (DG)، تعرَّف على السعر والمخطط وسجل عروض الأسعار – اشترِ عبر الإنترنت
سهم Quest Diagnostics Inc. (DGX)،
تعرَّف على السعر والمخطط وسجل عروض الأسعار – اشترِ عبر الإنترنت سهم D.R. Horton Inc. (DHI)، تعرَّف على السعر والمخطط وسجل عروض الأسعار – اشترِ عبر الإنترنت
سهم Danaher Corp. (DHR)،
تعرَّف على السعر والمخطط وسجل عروض الأسعار – اشترِ عبر الإنترنت سهم Walt Disney Co. (DIS)، تعرَّف على السعر والمخطط وسجل عروض الأسعار – اشترِ عبر الإنترنت
سهم Digital Realty Trust Inc.
(DLR)، تعرَّف على السعر والمخطط وسجل عروض الأسعار – اشترِ عبر الإنترنت
سهم Dollar Tree Inc. (DLTR)، تعرَّف على السعر والمخطط وسجل عروض الأسعار – اشترِ عبر الإنترنت
سهم Dover Corp.
(DOV)، تعرَّف على السعر والمخطط وسجل عروض الأسعار – اشترِ عبر الإنترنت
سهم Dow Inc. (DOW)، تعرَّف على السعر والمخطط وسجل عروض الأسعار – اشترِ عبر الإنترنت
سهم Darden Restaurants Inc.
(DRI)، تعرَّف على السعر والمخطط وسجل عروض الأسعار – اشترِ عبر الإنترنت
سهم DTE Energy Co. (DTE)، تعرَّف على السعر والمخطط وسجل عروض الأسعار – اشترِ عبر الإنترنت
سهم Duke Energy
Corp. (DUK)، تعرَّف على السعر والمخطط وسجل عروض الأسعار – اشترِ عبر الإنترنت
سهم DaVita Inc. (DVA)، تعرَّف على السعر والمخطط وسجل عروض الأسعار – اشترِ عبر الإنترنت
سهم Devon Energy
Corp. (DVN)، تعرَّف على السعر والمخطط وسجل عروض الأسعار – اشترِ عبر الإنترنت
سهم DXC Technology Co. (DXC)، تعرَّف على السعر والمخطط وسجل عروض الأسعار – اشترِ عبر الإنترنت
سهم
Ecolab Inc. (ECL)، تعرَّف على السعر والمخطط وسجل عروض الأسعار – اشترِ عبر الإنترنت
سهم Consolidated Edison Inc. (ED)، تعرَّف على السعر والمخطط وسجل عروض الأسعار – اشترِ عبر الإنترنت
سهم
Equifax Inc. (EFX)، تعرَّف على السعر والمخطط وسجل عروض الأسعار – اشترِ عبر الإنترنت
سهم Edison International (EIX)، تعرَّف على السعر والمخطط وسجل عروض الأسعار – اشترِ عبر الإنترنت
سهم
Estee Lauder Companies Inc. Class A (EL)، تعرَّف على السعر والمخطط وسجل عروض الأسعار – اشترِ عبر الإنترنت
سهم Eastman Chemical Co. (EMN)، تعرَّف على السعر والمخطط وسجل عروض الأسعار –
اشترِ عبر الإنترنت سهم Emerson Electric Co. (EMR)، تعرَّف على السعر والمخطط وسجل عروض الأسعار – اشترِ عبر الإنترنت
سهم EOG Resources Inc. (EOG)، تعرَّف على السعر والمخطط وسجل عروض
الأسعار – اشترِ عبر الإنترنت سهم Equinix Inc. (EQIX)، تعرَّف على السعر والمخطط وسجل عروض الأسعار – اشترِ عبر الإنترنت
سهم Equity Residential (EQR)، تعرَّف على السعر والمخطط وسجل عروض
الأسعار – اشترِ عبر الإنترنت سهم Eversource Energy (ES)، تعرَّف على السعر والمخطط وسجل عروض الأسعار – اشترِ عبر الإنترنت
سهم Essex Property Trust Inc. (ESS)، تعرَّف على السعر والمخطط وسجل
عروض الأسعار – اشترِ عبر الإنترنت سهم Eaton Corp. Plc (ETN)، تعرَّف على السعر والمخطط وسجل عروض الأسعار – اشترِ عبر الإنترنت
سهم Entergy Corp. (ETR)، تعرَّف على السعر والمخطط وسجل
عروض الأسعار – اشترِ عبر الإنترنت سهم Evergy Inc. (EVRG)، تعرَّف على السعر والمخطط وسجل عروض الأسعار – اشترِ عبر الإنترنت
سهم Edwards Lifesciences Corp. (EW)، تعرَّف على السعر والمخطط
وسجل عروض الأسعار – اشترِ عبر الإنترنت سهم Exelon Corp. (EXC)، تعرَّف على السعر والمخطط وسجل عروض الأسعار – اشترِ عبر الإنترنت
سهم Expeditors International of Washington Inc. (EXPD)،
تعرَّف على السعر والمخطط وسجل عروض الأسعار – اشترِ عبر الإنترنت سهم Expedia Group Inc. (EXPE)، تعرَّف على السعر والمخطط وسجل عروض الأسعار – اشترِ عبر الإنترنت
سهم Extra Space Storage
Inc. (EXR)، تعرَّف على السعر والمخطط وسجل عروض الأسعار – اشترِ عبر الإنترنت
سهم Ford Motor Co. (F)، تعرَّف على السعر والمخطط وسجل عروض الأسعار – اشترِ عبر الإنترنت
سهم Diamondback
Energy Inc. (FANG)، تعرَّف على السعر والمخطط وسجل عروض الأسعار – اشترِ عبر الإنترنت
سهم Fastenal Co. (FAST)، تعرَّف على السعر والمخطط وسجل عروض الأسعار – اشترِ عبر الإنترنت
سهم
Freeport-McMoRan Inc. (FCX)، تعرَّف على السعر والمخطط وسجل عروض الأسعار – اشترِ عبر الإنترنت
سهم FedEx Corp. (FDX)، تعرَّف على السعر والمخطط وسجل عروض الأسعار – اشترِ عبر الإنترنت
سهم FirstEnergy Corp. (FE)، تعرَّف على السعر والمخطط وسجل عروض الأسعار – اشترِ عبر الإنترنت
سهم F5 Networks Inc. (FFIV)، تعرَّف على السعر والمخطط وسجل عروض الأسعار – اشترِ عبر الإنترنت
سهم Fidelity National Information Services Inc. (FIS)، تعرَّف على السعر والمخطط وسجل عروض الأسعار – اشترِ عبر الإنترنت
سهم Fifth Third Bancorp (FITB)، تعرَّف على السعر والمخطط وسجل عروض
الأسعار – اشترِ عبر الإنترنت سهم Flowserve Corp. (FLS)، تعرَّف على السعر والمخطط وسجل عروض الأسعار – اشترِ عبر الإنترنت
سهم FMC Corp. (FMC)، تعرَّف على السعر والمخطط وسجل عروض
الأسعار – اشترِ عبر الإنترنت سهم Fox Corp. Class A (FOXA)، تعرَّف على السعر والمخطط وسجل عروض الأسعار – اشترِ عبر الإنترنت
سهم Federal Realty Investment Trust (FRT)، تعرَّف على السعر
والمخطط وسجل عروض الأسعار – اشترِ عبر الإنترنت سهم TechnipFMC Plc (FTI)، تعرَّف على السعر والمخطط وسجل عروض الأسعار – اشترِ عبر الإنترنت
سهم Fortive Corp. (FTV)، تعرَّف على السعر
والمخطط وسجل عروض الأسعار – اشترِ عبر الإنترنت سهم General Dynamics Corp. (GD)، تعرَّف على السعر والمخطط وسجل عروض الأسعار – اشترِ عبر الإنترنت
سهم GE Aerospace (GE)، تعرَّف على
السعر والمخطط وسجل عروض الأسعار – اشترِ عبر الإنترنت سهم Gilead Sciences Inc. (GILD)، تعرَّف على السعر والمخطط وسجل عروض الأسعار – اشترِ عبر الإنترنت
سهم General Mills Inc. (GIS)، تعرَّف
على السعر والمخطط وسجل عروض الأسعار – اشترِ عبر الإنترنت سهم Globe Life Inc. (GL)، تعرَّف على السعر والمخطط وسجل عروض الأسعار – اشترِ عبر الإنترنت
سهم Corning Inc (GLW)، تعرَّف على
السعر والمخطط وسجل عروض الأسعار – اشترِ عبر الإنترنت سهم General Motors Co. (GM)، تعرَّف على السعر والمخطط وسجل عروض الأسعار – اشترِ عبر الإنترنت
سهم Genuine Parts Co. (GPC)، تعرَّف
على السعر والمخطط وسجل عروض الأسعار – اشترِ عبر الإنترنت سهم Global Payments Inc. (GPN)، تعرَّف على السعر والمخطط وسجل عروض الأسعار – اشترِ عبر الإنترنت
سهم Gap Inc. (GAP)، تعرَّف
على السعر والمخطط وسجل عروض الأسعار – اشترِ عبر الإنترنت سهم Garmin Ltd. (GRMN)، تعرَّف على السعر والمخطط وسجل عروض الأسعار – اشترِ عبر الإنترنت
سهم Goldman Sachs Group Inc. (GS)،
تعرَّف على السعر والمخطط وسجل عروض الأسعار – اشترِ عبر الإنترنت سهم W.W. Grainger Inc. (GWW)، تعرَّف على السعر والمخطط وسجل عروض الأسعار – اشترِ عبر الإنترنت
سهم Halliburton Co.